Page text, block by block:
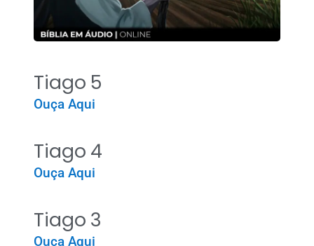
Tiago 5
Ouça Aqui
Tiago 4
Ouça Aqui
Tiago 3
Ouça Aqui